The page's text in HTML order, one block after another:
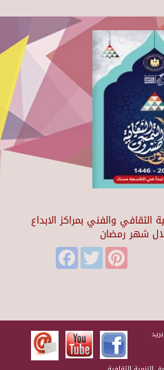
الثقافي والفني بمراكز الابداع
شهر رمضان
FacebookTwitter